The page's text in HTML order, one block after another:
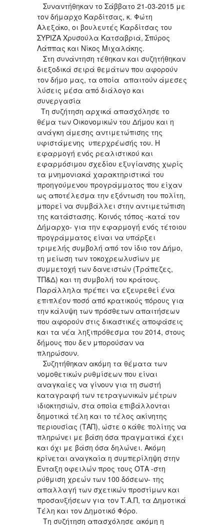
Συναντήθηκαν το Σάββατο 21-03-2015 με
τον δήμαρχο Καρδίτσας, κ. Φώτη
Αλεξάκο, οι βουλευτές Καρδίτσας του
ΣΥΡΙΖΑ Χρυσούλα Κατσαβριά, Σπύρος
Λάππας και Νίκος Μιχαλάκης.
Στη συνάντηση τέθηκαν και συζητήθηκαν
διεξοδικά σειρά θεμάτων που αφορούν
τον δήμο μας, τα οποία απαιτούν άμεσες
λύσεις μέσα από διάλογο και
συνεργασία
Τη συζήτηση αρχικά απασχόλησε το
θέμα των Οικονομικών του Δήμου και η
ανάγκη άμεσης αντιμετώπισης της
υφιστάμενης υπερχρέωσής του. Η
εφαρμογή ενός ρεαλιστικού και
εφαρμόσιμου σχεδίου εξυγίανσης χωρίς
τα μνημονιακά χαρακτηριστικά του
προηγούμενου προγράμματος που είχαν
ως αποτέλεσμα την εξόντωση του πολίτη,
μπορεί να συμβάλλει στην αντιμετώπιση
της κατάστασης. Κοινός τόπος -κατά τον
Δήμαρχο- για την εφαρμογή ενός τέτοιου
προγράμματος είναι να υπάρξει
τριμελής συμβολή από τον ίδιο τον Δήμο,
τη μείωση των τοκοχρεωλυσίων με
συμμετοχή των δανειστών (Τράπεζες,
ΤΠ&Δ) και τη συμβολή του κράτους.
Παράλληλα πρέπει να εξευρεθεί ένα
επιπλέον ποσό από κρατικούς πόρους για
την κάλυψη των πρόσθετων απαιτήσεων
που αφορούν στις δικαστικές αποφάσεις
και τα νέα ληξιπρόθεσμα του 2014, στους
δήμους που δεν μπορούσαν να
πληρώσουν.
Συζητήθηκαν ακόμη τα θέματα των
νομοθετικών ρυθμίσεων που είναι
αναγκαίες να γίνουν για τη σωστή
καταγραφή των τετραγωνικών μέτρων
ιδιοκτησιών, στα οποία επιβάλλονται
δημοτικά τέλη και το τέλος ακίνητης
περιουσίας (ΤΑΠ), ώστε ο κάθε πολίτης να
πληρώνει με βάση όσα πραγματικά έχει
και όχι με βάση όσα δηλώνει. Ακόμη
κρίνεται αναγκαία η συμπερίληψη στην
Ένταξη οφειλών προς τους ΟΤΑ -στη
ρύθμιση χρεών των 100 δόσεων- της
απαλλαγή των σχετικών προστίμων και
προσαυξήσεων για τον Τ.Α.Π, τα Δημοτικά
Τέλη και τον Δημοτικό Φόρο.
Τη συζήτηση απασχόλησε ακόμη η